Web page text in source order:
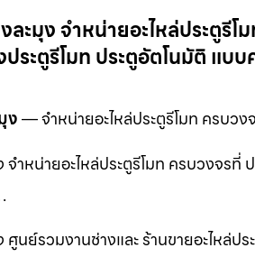
ะมุง จำหน่ายอะไหล่ประตูรี
ระตูรีโมท ประตูอัตโนมัติ แบ
ง— จำหน่ายอะไหล่ประตูรีโมท ครบวง
ำหน่ายอะไหล่ประตูรีโมท ครบวงจรที่
นย์รวมงานช่างและ ร้านขายอะไหล่